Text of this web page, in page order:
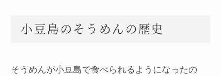
小豆島のそうめんの歴史
そうめんが小豆島で食べられるようになったの